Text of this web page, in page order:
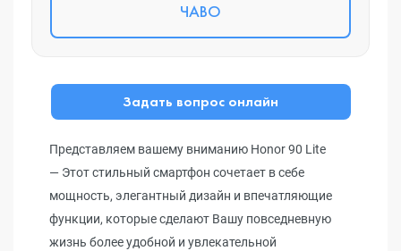
ЧАВО
Задать вопрос онлайн
Представляем вашему вниманию Honor 90 Lite
— Этот стильный смартфон сочетает в себе
мощность, элегантный дизайн и впечатляющие
функции, которые сделают Вашу повседневную
жизнь более удобной и увлекательной